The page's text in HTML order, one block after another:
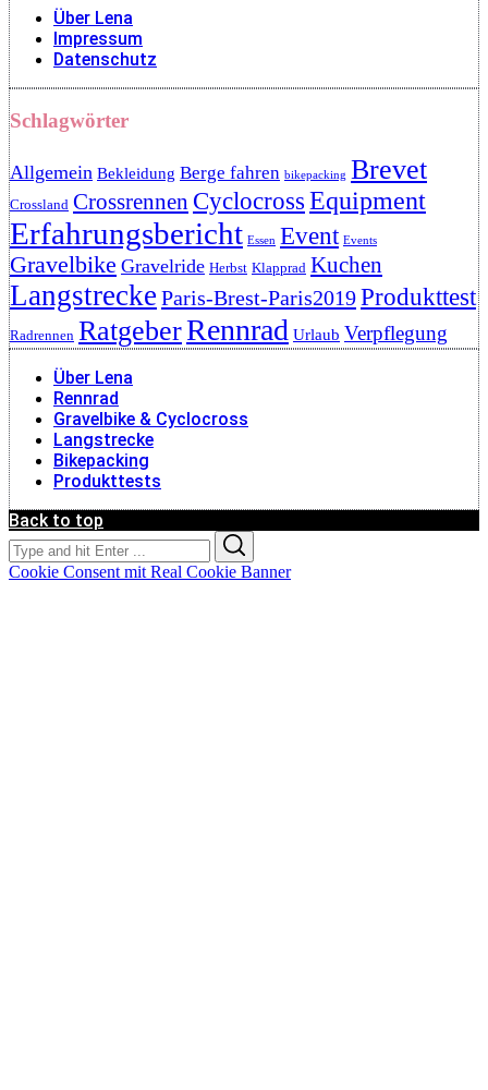
Über Lena
Impressum
Datenschutz
Schlagwörter
Allgemein Bekleidung Berge fahren bikepacking Brevet
Crossland Crossrennen CyclocrossEquipment
Erfahrungsbericht Essen Event Events
Gravelbike Gravelride Herbst Klapprad Kuchen
Langstrecke Paris-Brest-Paris2019Produkttest
Radrennen RatgeberRennrad Urlaub Verpflegung
Über Lena
Rennrad
Gravelbike & Cyclocross
Langstrecke
Bikepacking
Produkttests
Back to top
Search
for:
Cookie Consent mit Real Cookie Banner